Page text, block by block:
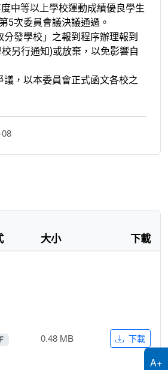
學校運動成績優良學生升學輔導第
中等以上學校運動成績優良學生
5次委員會議決議通過。
發學校」之報到程序辦理報到
另行通知)或放棄，以免影響自
議，以本委員會正式函文各校之
大小 下載
0.48 MB 下載
A+